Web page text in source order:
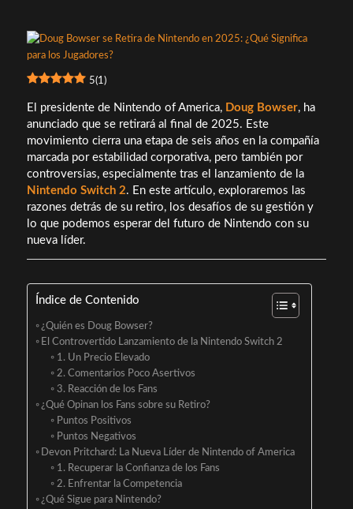
5(1)
El presidente de Nintendo of America, Doug Bowser, ha
anunciado que se retirará al final de 2025. Este
movimiento cierra una etapa de seis años en la compañía
marcada por estabilidad corporativa, pero también por
controversias, especialmente tras el lanzamiento de la
Nintendo Switch 2. En este artículo, exploraremos las
razones detrás de su retiro, los desafíos de su gestión y
lo que podemos esperar del futuro de Nintendo con su
nueva líder.
Índice de Contenido
¿Quién es Doug Bowser?
El Controvertido Lanzamiento de la Nintendo Switch 2
1. Un Precio Elevado
2. Comentarios Poco Asertivos
3. Reacción de los Fans
¿Qué Opinan los Fans sobre su Retiro?
Puntos Positivos
Puntos Negativos
Devon Pritchard: La Nueva Líder de Nintendo of America
1. Recuperar la Confianza de los Fans
2. Enfrentar la Competencia
¿Qué Sigue para Nintendo?